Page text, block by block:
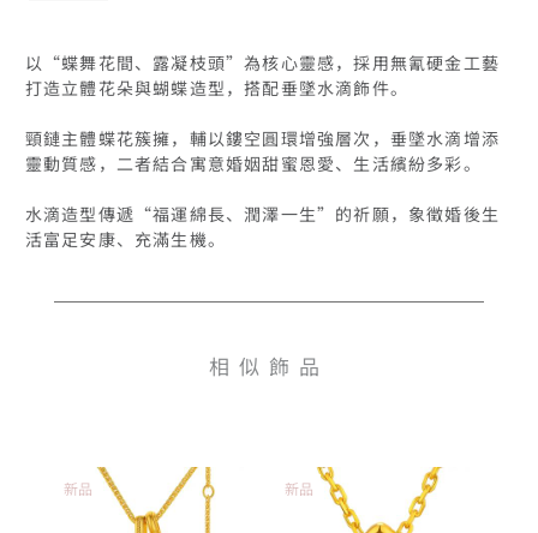
以“蝶舞花間、露凝枝頭”為核心靈感，採用無氰硬金工藝
打造立體花朵與蝴蝶造型，搭配垂墜水滴飾件。
頸鏈主體蝶花簇擁，輔以鏤空圓環增強層次，垂墜水滴增添
靈動質感，二者結合寓意婚姻甜蜜恩愛、生活繽紛多彩。
水滴造型傳遞“福運綿長、潤澤一生”的祈願，象徵婚後生
相似飾品
新品 新品